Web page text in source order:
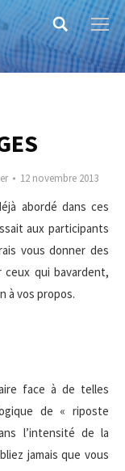
Search:
12 novembre 2013
abordé dans ces
aux participants
vous donner des
qui bavardent,
à vos propos.
face à de telles
de « riposte
l’intensité de la
jamais que vous